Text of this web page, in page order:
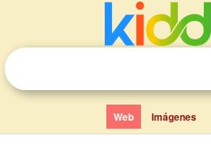
Web Imágenes